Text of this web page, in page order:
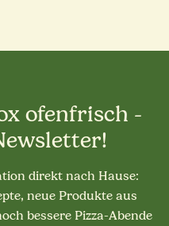
ofenfrisch -
direkt nach Hause:
neue Produkte aus
bessere Pizza-Abende